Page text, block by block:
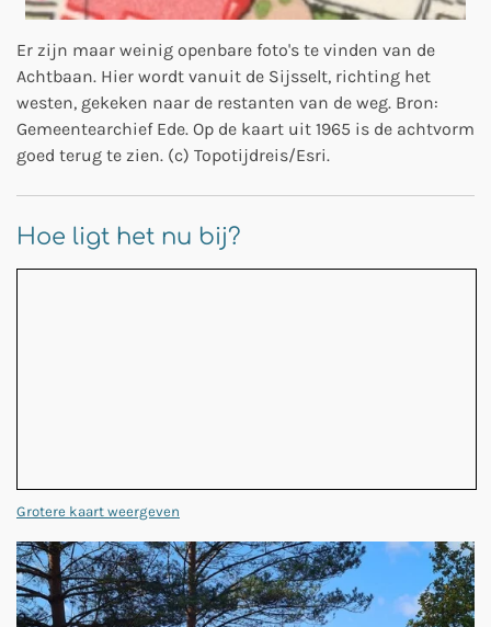
Er zijn maar weinig openbare foto's te vinden van de
Achtbaan. Hier wordt vanuit de Sijsselt, richting het
westen, gekeken naar de restanten van de weg. Bron:
Gemeentearchief Ede. Op de kaart uit 1965 is de achtvorm
goed terug te zien. (c) Topotijdreis/Esri.
Hoe ligt het nu bij?
Grotere kaart weergeven